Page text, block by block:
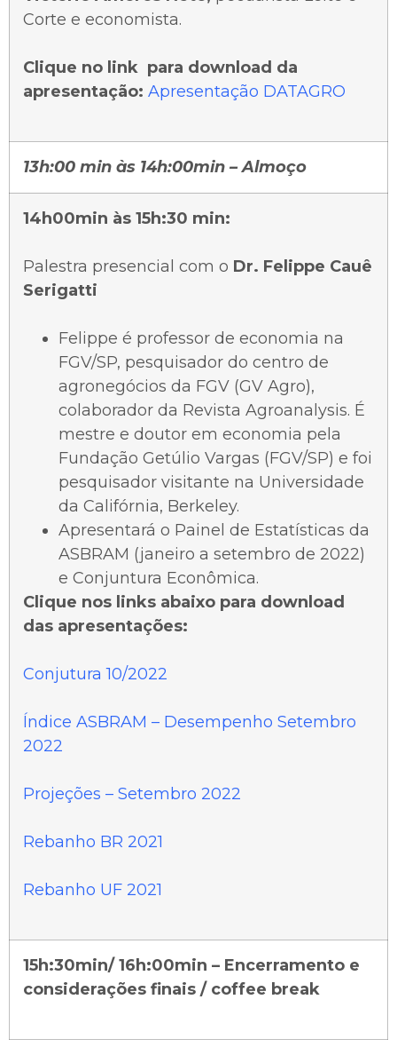
Corte e economista.
Clique no link para download da
apresentação: Apresentação DATAGRO
13h:00 min às 14h:00min – Almoço
14h00min às 15h:30 min:
Palestra presencial com o Dr. Felippe Cauê
Serigatti
Felippe é professor de economia na
FGV/SP, pesquisador do centro de
agronegócios da FGV (GV Agro),
colaborador da Revista Agroanalysis. É
mestre e doutor em economia pela
Fundação Getúlio Vargas (FGV/SP) e foi
pesquisador visitante na Universidade
da Califórnia, Berkeley.
Apresentará o Painel de Estatísticas da
ASBRAM (janeiro a setembro de 2022)
e Conjuntura Econômica.
Clique nos links abaixo para download
das apresentações:
Conjutura 10/2022
Índice ASBRAM – Desempenho Setembro
2022
Projeções – Setembro 2022
Rebanho BR 2021
Rebanho UF 2021
15h:30min/ 16h:00min – Encerramento e
considerações finais / coffee break